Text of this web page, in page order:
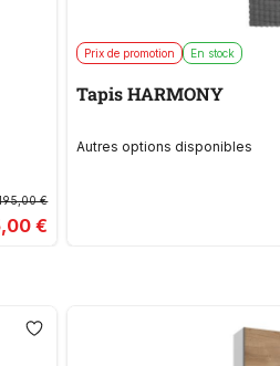
€
€
Prix de promotion En stock
Tapis HARMONY
Autres options disponibles